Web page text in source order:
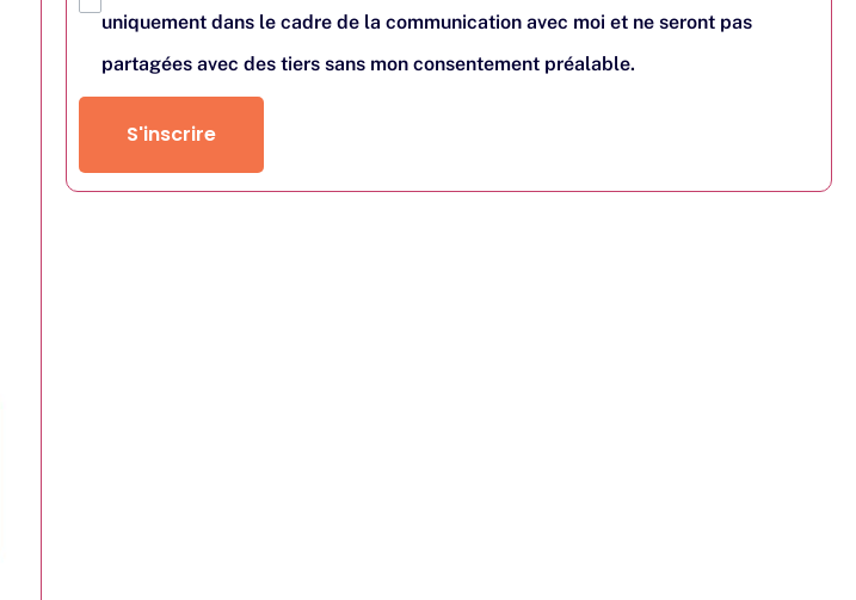
uniquement dans le cadre de la communication avec moi et ne seront pas
partagées avec des tiers sans mon consentement préalable.
S'inscrire